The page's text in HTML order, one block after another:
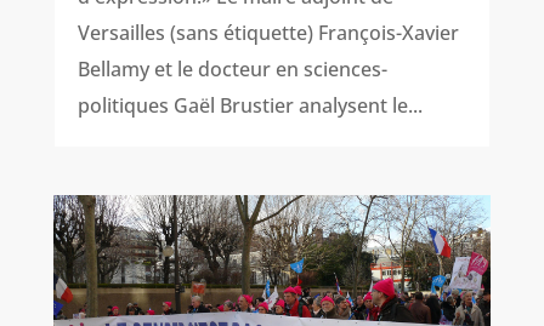
Versailles (sans étiquette) François-Xavier
Bellamy et le docteur en sciences-
politiques Gaël Brustier analysent le...